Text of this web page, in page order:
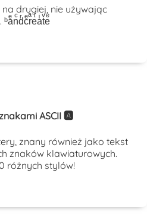
drugiej, nie używając
ASCII 🅰️
znany również jako tekst
znaków klawiaturowych.
różnych stylów!